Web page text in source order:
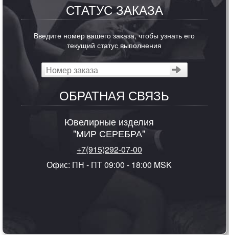
СТАТУС ЗАКАЗА
Введите номер вашего заказа, чтобы узнать его
текущий статус выполнения
ОБРАТНАЯ СВЯЗЬ
Ювелирные изделия
"МИР СЕРЕБРА"
+7(915)292-07-00
Офис: ПН - ПТ 09:00 - 18:00 MSK